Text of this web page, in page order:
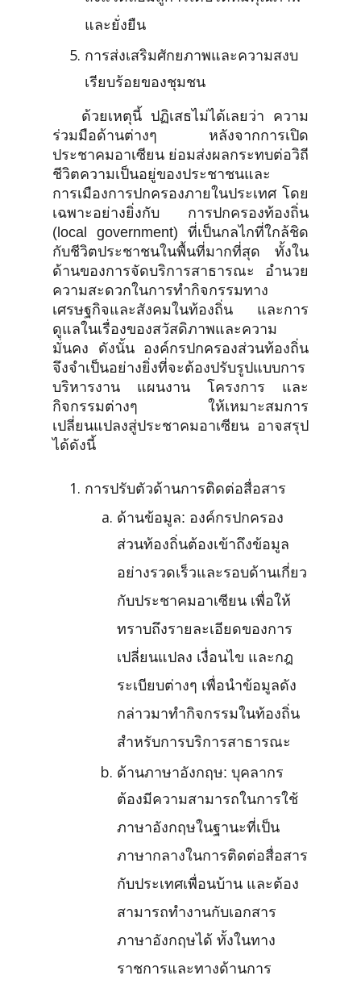
และยั่งยืน
การส่งเสริมศักยภาพและความสงบ
เรียบร้อยของชุมชน
ด้วยเหตุนี้ ปฏิเสธไม่ได้เลยว่า ความ
ร่วมมือด้านต่างๆ หลังจากการเปิด
ประชาคมอาเซียน ย่อมส่งผลกระทบต่อวิถี
ชีวิตความเป็นอยู่ของประชาชนและ
การเมืองการปกครองภายในประเทศ โดย
เฉพาะอย่างยิ่งกับ การปกครองท้องถิ่น
(local government) ที่เป็นกลไกที่ใกล้ชิด
กับชีวิตประชาชนในพื้นที่มากที่สุด ทั้งใน
ด้านของการจัดบริการสาธารณะ อำนวย
ความสะดวกในการทำกิจกรรมทาง
เศรษฐกิจและสังคมในท้องถิ่น และการ
ดูแลในเรื่องของสวัสดิภาพและความ
มั่นคง ดังนั้น องค์กรปกครองส่วนท้องถิ่น
จึงจำเป็นอย่างยิ่งที่จะต้องปรับรูปแบบการ
บริหารงาน แผนงาน โครงการ และ
กิจกรรมต่างๆ ให้เหมาะสมการ
เปลี่ยนแปลงสู่ประชาคมอาเซียน อาจสรุป
ได้ดังนี้
การปรับตัวด้านการติดต่อสื่อสาร
ด้านข้อมูล: องค์กรปกครอง
ส่วนท้องถิ่นต้องเข้าถึงข้อมูล
อย่างรวดเร็วและรอบด้านเกี่ยว
กับประชาคมอาเซียน เพื่อให้
ทราบถึงรายละเอียดของการ
เปลี่ยนแปลง เงื่อนไข และกฎ
ระเบียบต่างๆ เพื่อนำข้อมูลดัง
กล่าวมาทำกิจกรรมในท้องถิ่น
สำหรับการบริการสาธารณะ
ด้านภาษาอังกฤษ: บุคลากร
ต้องมีความสามารถในการใช้
ภาษาอังกฤษในฐานะที่เป็น
ภาษากลางในการติดต่อสื่อสาร
กับประเทศเพื่อนบ้าน และต้อง
สามารถทำงานกับเอกสาร
ภาษาอังกฤษได้ ทั้งในทาง
ราชการและทางด้านการ